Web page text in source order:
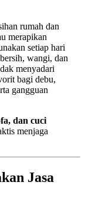
rumah dan
merapikan
setiap hari
wangi, dan
menyadari
bagi debu,
gangguan
dan cuci
menjaga
Jasa